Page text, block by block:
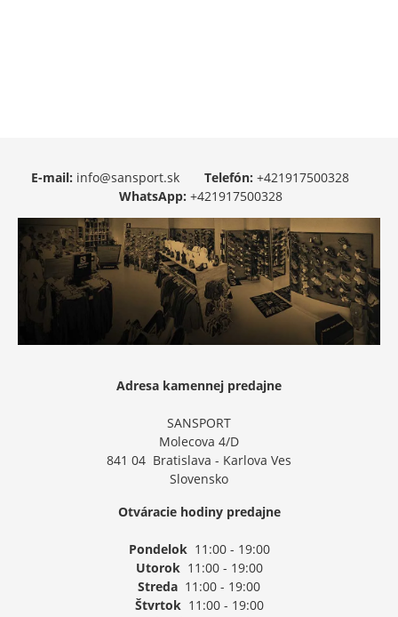
E-mail: info@sansport.sk Telefón: +421917500328
WhatsApp: +421917500328
Adresa kamennej predajne
SANSPORT
Molecova 4/D
841 04 Bratislava - Karlova Ves
Slovensko
Otváracie hodiny predajne
Pondelok11:00 - 19:00
Utorok11:00 - 19:00
Streda 11:00 - 19:00
Štvrtok11:00 - 19:00